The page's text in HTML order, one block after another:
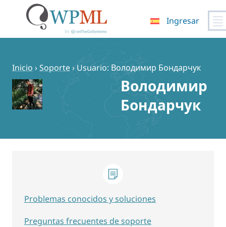
contenido
Ingresar
Inicio ›Soporte› Usuario: Володимир Бондарчук
Володимир
Бондарчук
Problemas conocidos y soluciones
Preguntas frecuentes de soporte